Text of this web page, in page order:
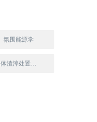
氛围能源学
固体渣滓处置尝试